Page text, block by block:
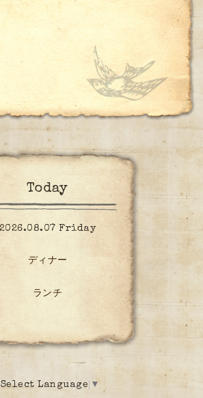
Today
2026.08.07 Friday
ディナー
ランチ
Select Language ▼